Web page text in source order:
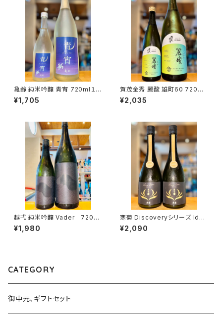
亀齢 純米吟醸 青宵 720ml１本
（亀齢酒造・広島県東広島市西
条本町）
¥1,705
賀茂金秀 麗酸 雄町60 720ml
１本（金光酒造・広島県東広島市
黒瀬町）
¥2,035
越弌 純米吟醸 Vader 720ml
１本（株式会社越後鶴亀・新潟県
新潟市西蒲区竹野町）
¥1,980
寒菊 Discoveryシリーズ Iden
tity-総の舞50 うすにごり-202
6 720ml１本（寒菊銘醸・千葉
¥2,090
CATEGORY
御中元、ギフトセット